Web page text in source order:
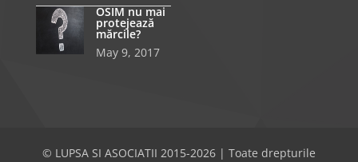
OSIM nu mai
protejează
mărcile?
May 9, 2017
© LUPSA SI ASOCIATII 2015-2026 | Toate drepturile